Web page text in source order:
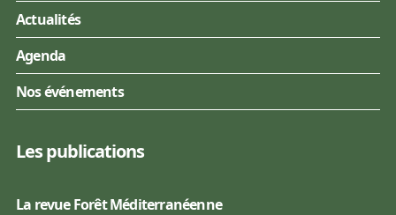
Actualités
Agenda
Nos événements
Les publications
La revue Forêt Méditerranéenne